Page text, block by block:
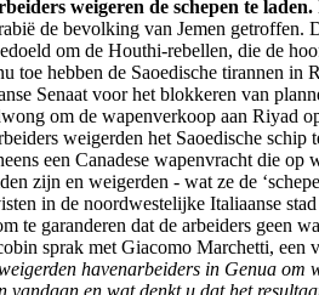
weigeren de schepen te
de bevolking van Jemen getroffen.
om de Houthi-rebellen, die de
toe hebben de Saoedische tirannen
Senaat voor het blokkeren van
om de wapenverkoop aan Riyad
weigerden het Saoedische
een Canadese wapenvracht die
zijn en weigerden - wat ze de
in de noordwestelijke Italiaanse
te garanderen dat de arbeiders geen
sprak met Giacomo Marchetti, een
havenarbeiders in Genua
vandaan en wat denkt u dat het